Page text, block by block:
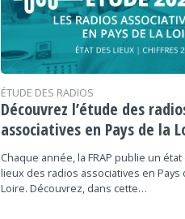
ÉTUDE DES RADIOS
Découvrez l’étude des
associatives en Pays de la
Chaque année, la FRAP publie un état
lieux des radios associatives en Pays
Loire. Découvrez, dans cette…